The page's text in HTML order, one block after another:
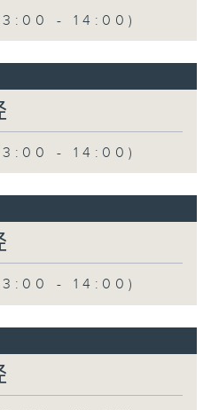
- 14:00)
- 14:00)
- 14:00)